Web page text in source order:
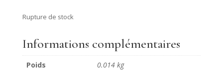
Rupture de stock
Informations complémentaires
Poids
0.014 kg